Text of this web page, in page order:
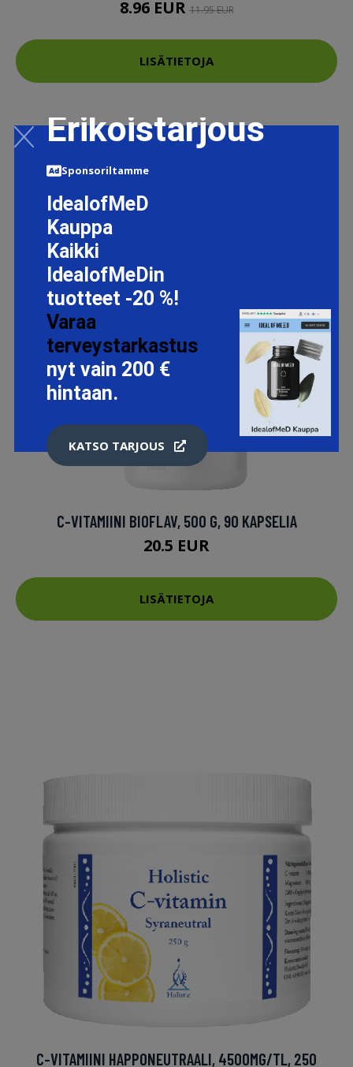
8.96 EUR11.95 EUR
LISÄTIETOJA
C-VITAMIINI BIOFLAV, 500 G, 90 KAPSELIA
20.5 EUR
LISÄTIETOJA
C-VITAMIINI HAPPONEUTRAALI, 4500MG/TL, 250
Erikoistarjous
Sponsoriltamme
IdealofMeD
Kauppa
Kaikki
IdealofMeDin
tuotteet -20 %!
Varaa
terveystarkastus
nyt vain 200 €
hintaan.
KATSO TARJOUS